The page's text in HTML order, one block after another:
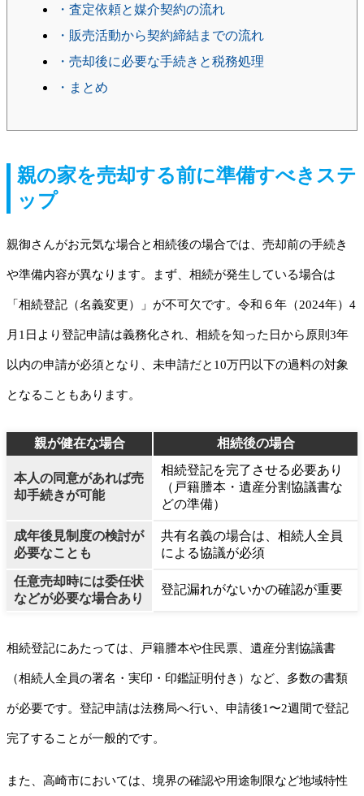
・査定依頼と媒介契約の流れ
・販売活動から契約締結までの流れ
・売却後に必要な手続きと税務処理
・まとめ
親の家を売却する前に準備すべきステ
ップ
親御さんがお元気な場合と相続後の場合では、売却前の手続き
や準備内容が異なります。まず、相続が発生している場合は
「相続登記（名義変更）」が不可欠です。令和６年（2024年）4
月1日より登記申請は義務化され、相続を知った日から原則3年
以内の申請が必須となり、未申請だと10万円以下の過料の対象
となることもあります。
親が健在な場合 相続後の場合
本人の同意があれば売
却手続きが可能
相続登記を完了させる必要あり
（戸籍謄本・遺産分割協議書な
どの準備）
成年後見制度の検討が
必要なことも
共有名義の場合は、相続人全員
による協議が必須
任意売却時には委任状
などが必要な場合あり
登記漏れがないかの確認が重要
相続登記にあたっては、戸籍謄本や住民票、遺産分割協議書
（相続人全員の署名・実印・印鑑証明付き）など、多数の書類
が必要です。登記申請は法務局へ行い、申請後1〜2週間で登記
完了することが一般的です。
また、高崎市においては、境界の確認や用途制限など地域特性